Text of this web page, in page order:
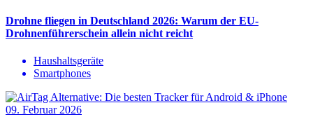
Drohne fliegen in Deutschland 2026: Warum der EU-
Drohnenführerschein allein nicht reicht
Haushaltsgeräte
Smartphones
09. Februar 2026